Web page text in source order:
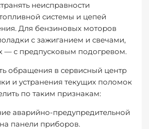
неисправности
системы и цепей
Для бензиновых моторов
с зажиганием и свечами,
— с предпусковым подогревом.
обращения в сервисный центр
и устранения текущих поломок
по таким признакам:
аварийно-предупредительной
панели приборов.